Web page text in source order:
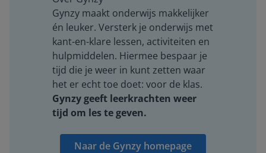
Gynzy maakt onderwijs makkelijker
én leuker. Versterk je onderwijs met
kant-en-klare lessen, activiteiten en
hulpmiddelen. Hiermee bespaar je
tijd die je weer in kunt zetten waar
het er echt toe doet: voor de klas.
Gynzy geeft leerkrachten weer
tijd om les te geven.
Naar de Gynzy homepage